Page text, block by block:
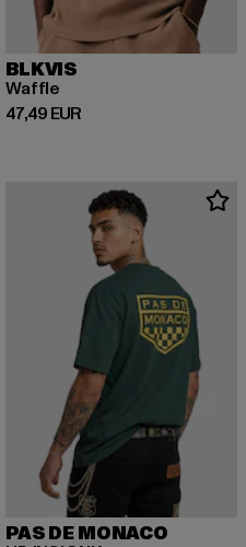
14,99 EUR
BLKVIS
Waffle
47,49 EUR
Prix courant: 47,49 EUR
PAS DE MONACO